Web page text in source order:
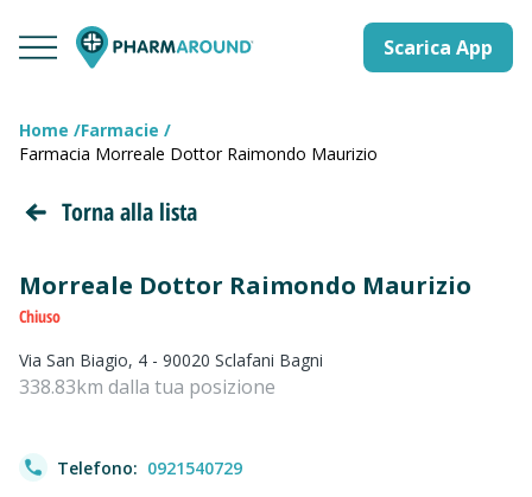
Scarica App
Home
Farmacie
Farmacia Morreale Dottor Raimondo Maurizio
Torna alla lista
Morreale Dottor Raimondo Maurizio
Chiuso
Via San Biagio, 4 - 90020 Sclafani Bagni
338.83km dalla tua posizione
Telefono: 0921540729